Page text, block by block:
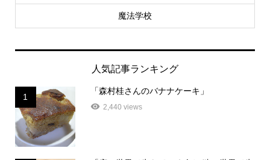
魔法学校
人気記事ランキング
1
「森村桂さんのバナナケーキ」
2,440 views